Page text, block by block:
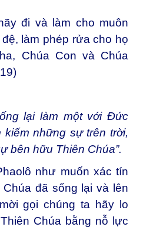
đi và làm cho muôn
làm phép rửa cho họ
Chúa Con và Chúa
lại làm một với Đức
những sự trên trời,
bên hữu Thiên Chúa”.
như muốn xác tín
đã sống lại và lên
gọi chúng ta hãy lo
Chúa bằng nỗ lực